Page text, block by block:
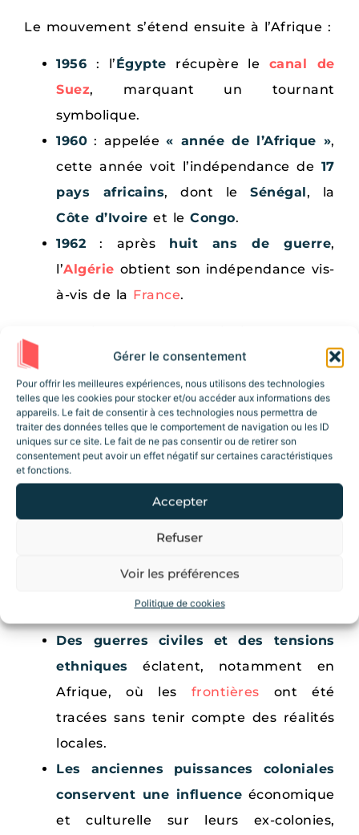
Gérer le consentement
Pour offrir les meilleures expériences, nous utilisons des technologies
telles que les cookies pour stocker et/ou accéder aux informations des
appareils. Le fait de consentir à ces technologies nous permettra de
traiter des données telles que le comportement de navigation ou les ID
uniques sur ce site. Le fait de ne pas consentir ou de retirer son
consentement peut avoir un effet négatif sur certaines caractéristiques
et fonctions.
Accepter
Refuser
Voir les préférences
Politique de cookies
Le mouvement s’étend ensuite à l’Afrique :
1956 : l’Égypte récupère le canal de
Suez, marquant un tournant
symbolique.
1960 : appelée« année de l’Afrique »,
cette année voit l’indépendance de 17
pays africains, dont leSénégal, la
Côte d’Ivoire et leCongo.
1962 : après huit ans de guerre,
l’Algérie obtient son indépendance vis-
à-vis de la France.
et leMozambique, ne se libèrent
qu’en1975, après desconflitsprolongés
contre le Portugal.
Les conséquences de la
décolonisation
La fin des empires coloniaux transforme
Des guerres civiles et des tensions
ethniques éclatent, notamment en
Afrique, où les frontières ont été
tracées sans tenir compte des réalités
locales.
Les anciennes puissances coloniales
conservent une influence économique
et culturelle sur leurs ex-colonies,